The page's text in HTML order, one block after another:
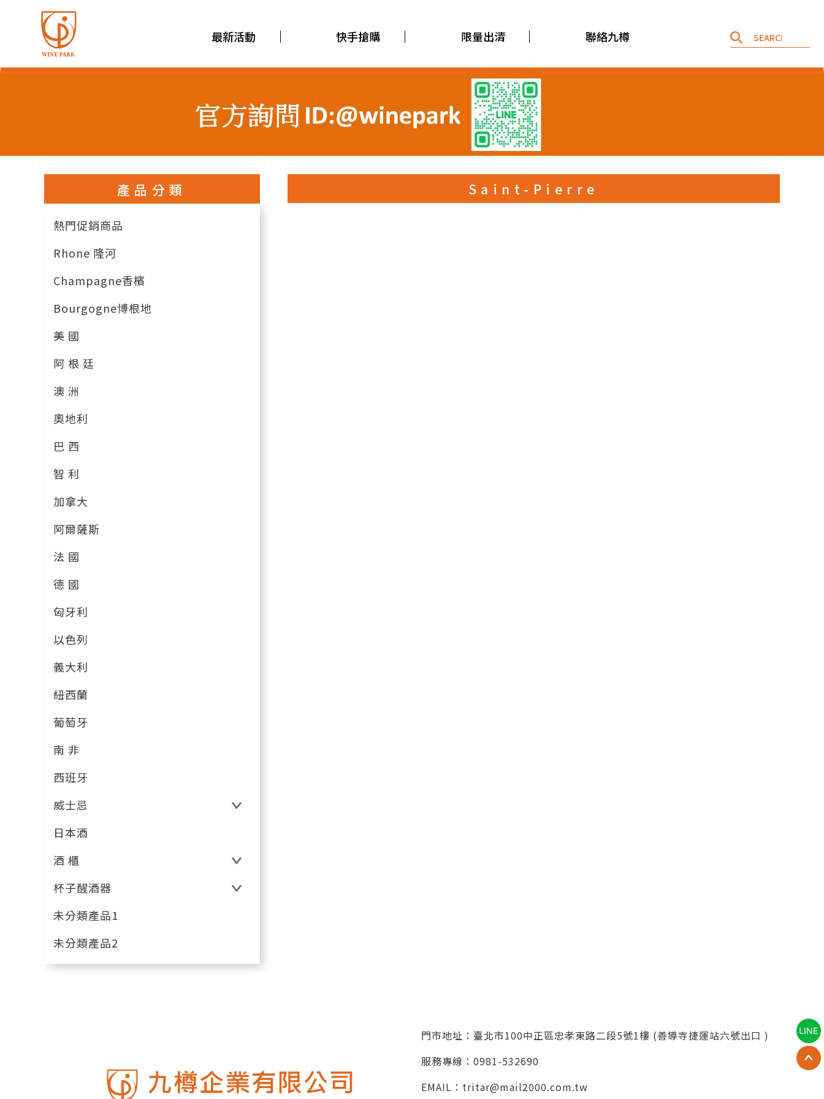
最新活動 快手搶購 限量出清 聯絡九樽
產品分類
熱門促銷商品
Rhone 隆河
Champagne香檳
Bourgogne博根地
美 國
阿 根 廷
澳 洲
奧地利
巴 西
智 利
加拿大
阿爾薩斯
法 國
德 國
匈牙利
以色列
義大利
紐西蘭
葡萄牙
南 非
西班牙
威士忌
日本酒
酒 櫃
杯子醒酒器
未分類產品1
未分類產品2
Saint-Pierre
門市地址：臺北市100中正區忠孝東路二段5號1樓 (善導寺捷運站六號出口 )
服務專線： 0981-532690
EMAIL： tritar@mail2000.com.tw